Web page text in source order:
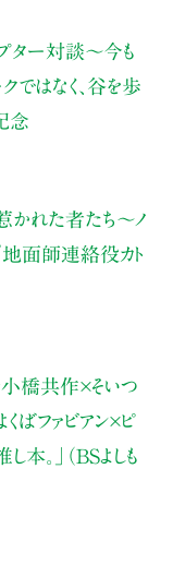
ター対談～今も
クではなく、谷を歩
念
かれた者たち〜ノ
地面師連絡役カト
小橋共作×そいつ
ばファビアン×ピ
。」（BSよしも